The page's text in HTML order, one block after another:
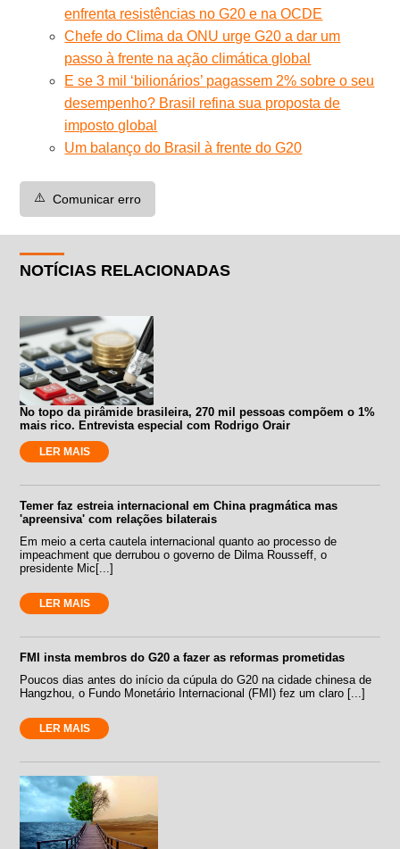
enfrenta resistências no G20 e na OCDE
Chefe do Clima da ONU urge G20 a dar um
passo à frente na ação climática global
E se 3 mil ‘bilionários’ pagassem 2% sobre o seu
desempenho? Brasil refina sua proposta de
imposto global
Um balanço do Brasil à frente do G20
⚠️ Comunicar erro
NOTÍCIAS RELACIONADAS
No topo da pirâmide brasileira, 270 mil pessoas compõem o 1%
mais rico. Entrevista especial com Rodrigo Orair
LER MAIS
Temer faz estreia internacional em China pragmática mas
'apreensiva' com relações bilaterais
Em meio a certa cautela internacional quanto ao processo de
impeachment que derrubou o governo de Dilma Rousseff, o
presidente Mic[...]
LER MAIS
FMI insta membros do G20 a fazer as reformas prometidas
Poucos dias antes do início da cúpula do G20 na cidade chinesa de
Hangzhou, o Fundo Monetário Internacional (FMI) fez um claro [...]
LER MAIS